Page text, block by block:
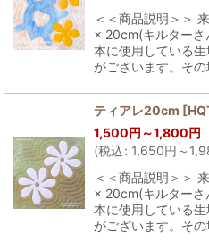
絞り
＜＜商品説明＞＞
× 20cm(キルターさ
本に使用している
がございます。そ
ティアレ20cm [
1,500円 ～1,800円
(税込: 1,650円 ～
＜＜商品説明＞＞
× 20cm(キルターさ
本に使用している
がございます。そ